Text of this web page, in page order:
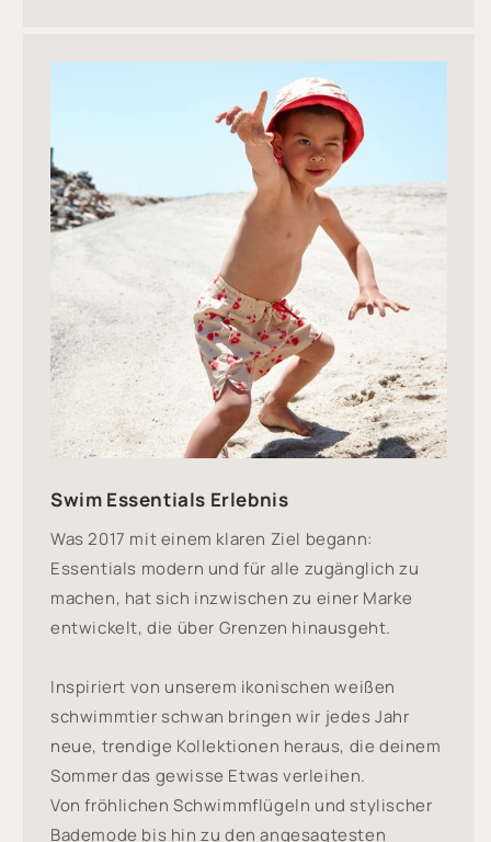
Swim Essentials Erlebnis
Was 2017 mit einem klaren Ziel begann:
Essentials modern und für alle zugänglich zu
machen, hat sich inzwischen zu einer Marke
entwickelt, die über Grenzen hinausgeht.
Inspiriert von unserem ikonischen weißen
schwimmtier schwan bringen wir jedes Jahr
neue, trendige Kollektionen heraus, die deinem
Sommer das gewisse Etwas verleihen.
Von fröhlichen Schwimmflügeln und stylischer
Bademode bis hin zu den angesagtesten